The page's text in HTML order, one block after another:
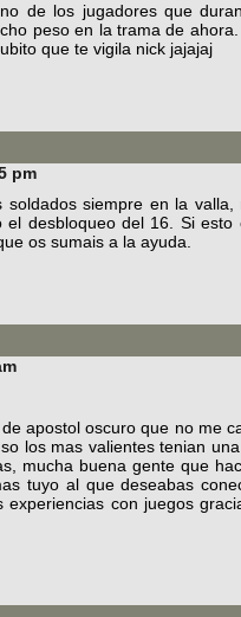
de los jugadores que
peso en la trama de
que te vigila nick jajajaj
pm
soldados siempre en la
desbloqueo del 16. Si
os sumais a la ayuda.
apostol oscuro que no me
los mas valientes tenian
mucha buena gente que
tuyo al que deseabas
experiencias con juegos